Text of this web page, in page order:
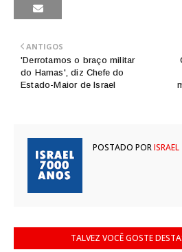
ANTIGOS
'Derrotamos o braço militar
do Hamas', diz Chefe do
Estado-Maior de Israel
POSTADO POR
TALVEZ VOCÊ GOSTE